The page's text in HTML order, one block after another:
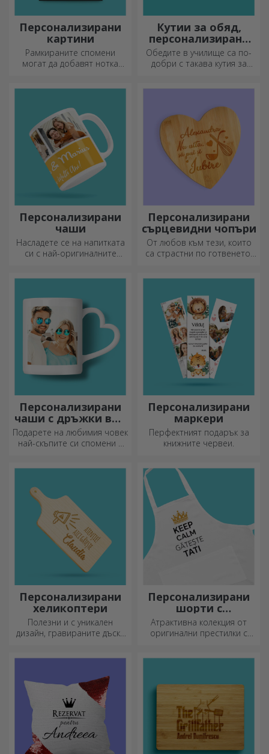
Персонализирани
картини
Рамкираните спомени
могат да добавят нотка
създадат вашата собствена
история!
Кутии за обяд,
персонализирани
касероли
Обедите в училище са по-
добри с такава кутия за
Персонализирани
чаши
Насладете се на напитката
си с най-оригиналните
Персонализирани
сърцевидни чопъри
От любов към тези, които
са страстни по готвенето,
Персонализирани
чаши с дръжки във
формата на сърце
Подарете на любимия човек
най-скъпите си спомени с
Персонализирани
маркери
Перфектният подарък за
книжните червеи.
Персонализирани
хеликоптери
Полезни и с уникален
дизайн, гравираните дъски
Персонализирани
шорти с
фотография или
бродерия
Атрактивна колекция от
оригинални престилки с